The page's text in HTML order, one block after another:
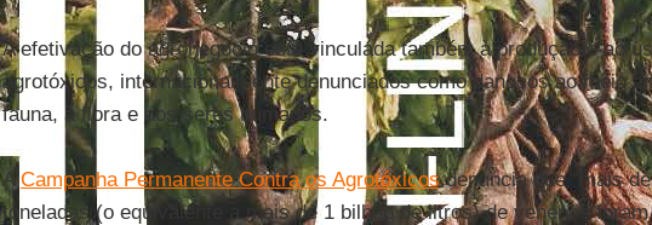
A efetivação do agronegócio está vinculada também à produção e ao
agrotóxicos, internacionalmente denunciados como danosos ao meio
fauna, à flora e aos seres humanos.
A Campanha Permanente Contra os Agrotóxicosdenuncia que “mais
toneladas (o equivalente a mais de 1 bilhão de litros) de venenos